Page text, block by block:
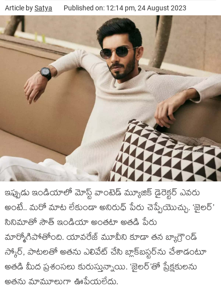
Article bySatya Published on: 12:14 pm, 24 August 2023
ఇప్పుడు ఇండియాలో మోస్ట్ వాంటెడ్ మ్యూజిక్ డైరెక్టర్ ఎవరు
అంటే.. మరో మాట లేకుండా అనిరుధ్ పేరు చెప్పేయొచ్చు. ‘జైలర్’
సినిమాతో సౌత్ ఇండియా అంతటా అతడి పేరు
మార్మోగిపోతోంది. యావరేజ్ మూవీని కూడా తన బ్యాగ్రౌండ్
స్కోర్, పాటలతో అతను ఎలివేట్ చేసి బ్లాక్‌బస్టర్‌ను చేశాడంటూ
అతడి మీద ప్రశంసలు కురుస్తున్నాయి. ‘జైలర్’తో ప్రేక్షకులను
అతను మామూలుగా ఊపేయలేదు.